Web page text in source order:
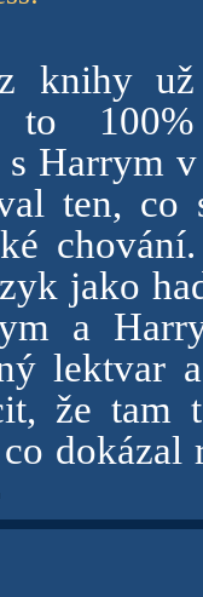
knihy už
to
Harrym
ten, co
jako
a
lektvar
že tam
dokázal